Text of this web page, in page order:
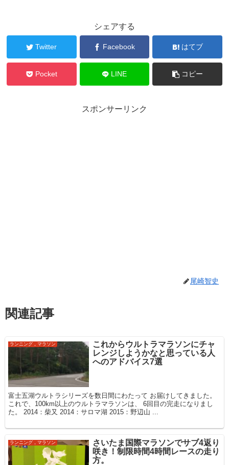
シェアする
Twitter Facebook はてブ
Pocket LINE コピー
スポンサーリンク
尾崎智史
関連記事
ランニング，マラソン
これからウルトラマラソンにチャ
レンジしようかなと思っている人
へのアドバイス7選
富士五湖ウルトラシリーズを数日間にわたって お届けしてきました。
これで、100km以上のウルトラマラソンは、 6回目の完走になりまし
た。 2014：柴又 2014：サロマ湖 2015：野辺山 ...
ランニング，マラソン
さいたま国際マラソンでサブ4返り
咲き！制限時間4時間レースの走り
方。